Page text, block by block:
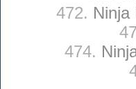
472. Ninja
474.